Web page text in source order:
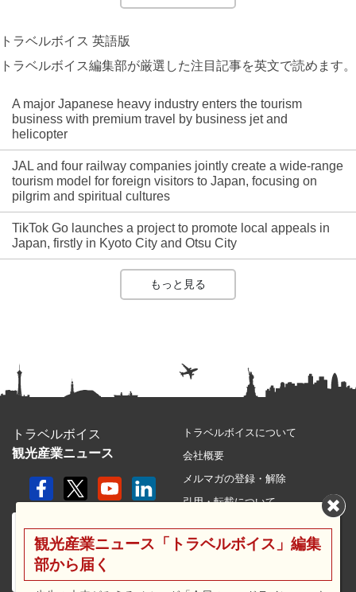
トラベルボイス 英語版
トラベルボイス編集部が厳選した注目記事を英文で読めます。
A major Japanese heavy industry enters the tourism
business with premium travel by business jet and
helicopter
JAL and four railway companies jointly create a wide-range
tourism model for foreign visitors to Japan, focusing on
pilgrim and spiritual cultures
TikTok Go launches a project to promote local appeals in
Japan, firstly in Kyoto City and Otsu City
もっと見る
トラベルボイス
観光産業ニュース
トラベルボイスについて
会社概要
メルマガの登録・解除
引用・転載について
利用規約
観光産業ニュース「トラベルボイス」編集
部から届く